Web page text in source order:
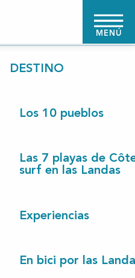
MENÚ
DESTINO
Los 10 pueblos
Las 7 playas de
surf en las Landas
Experiencias
En bici por las
DEL
de ocio, paintball,